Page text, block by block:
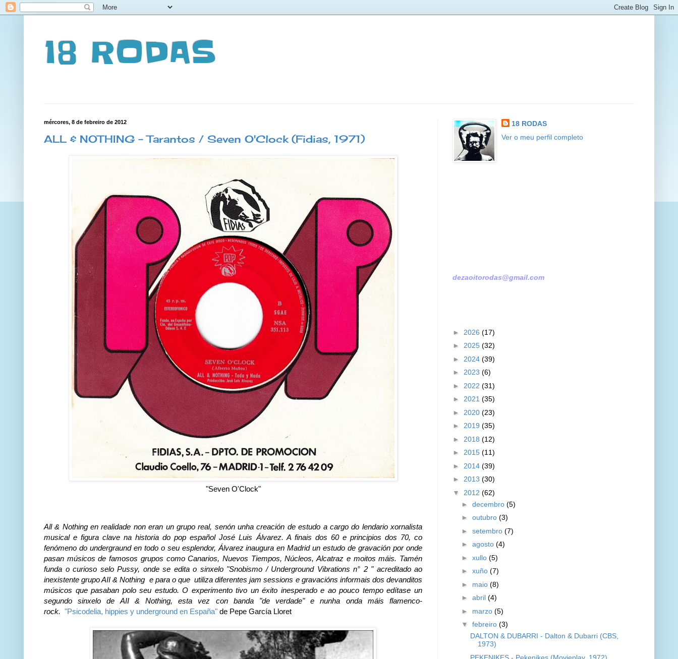
18 RODAS
mércores, 8 de febreiro de 2012
ALL & NOTHING - Tarantos / Seven O'Clock (Fidias, 1971)
"Seven O'Clock"
All & Nothing en realidade non eran un grupo real, senón unha creación de estudo a cargo do lendario xornalista
musical e figura clave na historia do pop español José Luis Álvarez. A finais dos 60 e principios dos 70, co
fenómeno do undergraund en todo o seu esplendor, Álvarez inaugura en Madrid un estudo de gravación por onde
pasan músicos de famosos grupos como Canarios, Nuevos Tiempos, Núcleos, Alcatraz e moitos máis. Tamén
funda o curioso selo Pussy, onde se edita o sinxelo "Snobismo / Underground Vibrations n° 2 " acreditado ao
inexistente grupo AII & Nothing e para o que utiliza diferentes jam sessions e gravacións informais dos devanditos
músicos que pasaban polo seu estudo. O experimento tivo un éxito inesperado e ao pouco tempo edítase un
segundo sinxelo de AII & Nothing, esta vez con banda "de verdade" e nunha onda máis flamenco-
rock. "Psicodelia, hippies y underground en España" de Pepe García Lloret
18 RODAS
Ver o meu perfil completo
dezaoitorodas@gmail.com
► 2026 (17)
► 2025 (32)
► 2024 (39)
► 2023 (6)
► 2022 (31)
► 2021 (35)
► 2020 (23)
► 2019 (35)
► 2018 (12)
► 2015 (11)
► 2014 (39)
► 2013 (30)
▼ 2012 (62)
► decembro (5)
► outubro (3)
► setembro (7)
► agosto (4)
► xullo (5)
► xuño (7)
► maio (8)
► abril (4)
► marzo (5)
▼ febreiro (3)
DALTON & DUBARRI - Dalton & Dubarri (CBS,
1973)
PEKENIKES - Pekenikes (Movieplay, 1972)